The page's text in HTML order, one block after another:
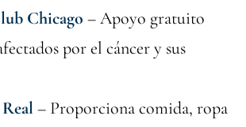
Chicago – Apoyo gratuito
por el cáncer y sus
– Proporciona comida, ropa